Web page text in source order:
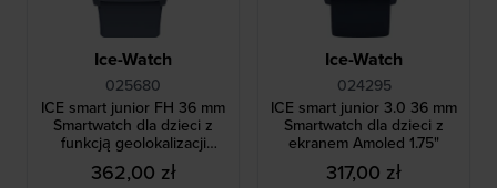
Ice-Watch
025680
ICE smart junior FH 36 mm
Smartwatch dla dzieci z
funkcją geolokalizacji
Android Find Hub
362,00 zł
Ice-Watch
024295
ICE smart junior 3.0 36 mm
Smartwatch dla dzieci z
ekranem Amoled 1.75"
317,00 zł